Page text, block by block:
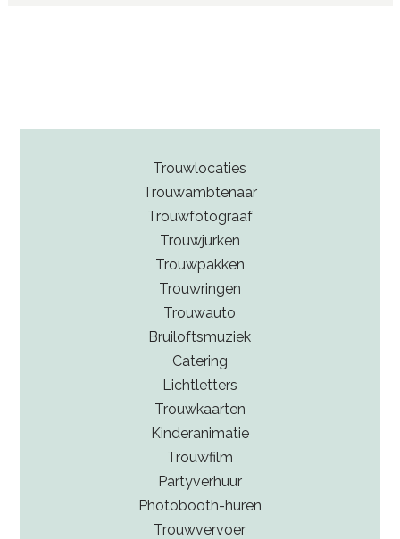
Trouwlocaties
Trouwambtenaar
Trouwfotograaf
Trouwjurken
Trouwpakken
Trouwringen
Trouwauto
Bruiloftsmuziek
Catering
Lichtletters
Trouwkaarten
Kinderanimatie
Trouwfilm
Partyverhuur
Photobooth-huren
Trouwvervoer